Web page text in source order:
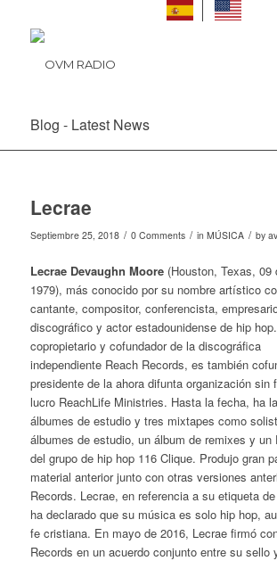
Blog - Latest News
Lecrae
Septiembre 25, 2018 / 0 Comments / in MÚSICA / by
Lecrae Devaughn Moore(Houston, Texas, 09
1979), más conocido por su nombre artístico
cantante, compositor, conferencista,
discográfico y actor estadounidense de hip
copropietario y cofundador de la discográfica
independiente Reach Records, es también
presidente de la ahora difunta organización sin
lucro ReachLife Ministries. Hasta la fecha, ha
álbumes de estudio y tres mixtapes como
álbumes de estudio, un álbum de remixes y
del grupo de hip hop 116 Clique. Produjo gran
material anterior junto con otras versiones
Records. Lecrae, en referencia a su etiqueta
ha declarado que su música es solo hip hop,
fe cristiana. En mayo de 2016, Lecrae firmó
Records en un acuerdo conjunto entre su sello